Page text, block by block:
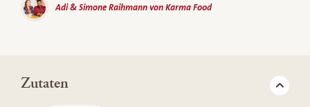
Adi & Simone Raihmann von Karma Food
Zutaten